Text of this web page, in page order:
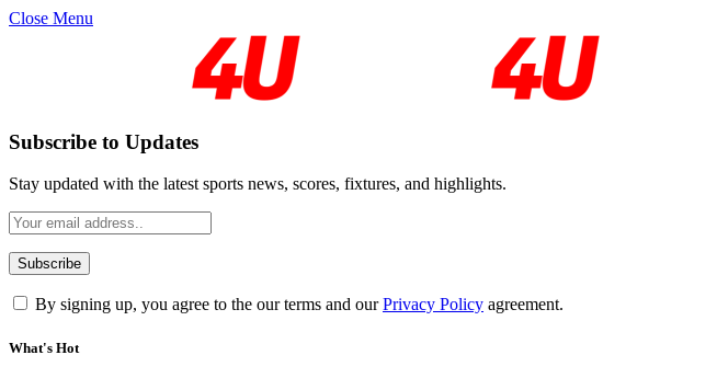
Close Menu
Subscribe to Updates
Stay updated with the latest sports news, scores, fixtures, and highlights.
By signing up, you agree to the our terms and ourPrivacy Policy agreement.
What's Hot